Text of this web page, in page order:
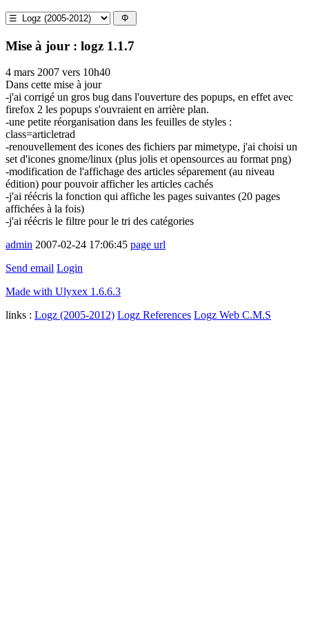
Mise à jour : logz 1.1.7
4 mars 2007 vers 10h40
Dans cette mise à jour
-j'ai corrigé un gros bug dans l'ouverture des popups, en effet avec
firefox 2 les popups s'ouvraient en arrière plan.
-une petite réorganisation dans les feuilles de styles :
class=articletrad
-renouvellement des icones des fichiers par mimetype, j'ai choisi un
set d'icones gnome/linux (plus jolis et opensources au format png)
-modification de l'affichage des articles séparement (au niveau
édition) pour pouvoir afficher les articles cachés
-j'ai réécris la fonction qui affiche les pages suivantes (20 pages
affichées à la fois)
-j'ai réécris le filtre pour le tri des catégories
admin 2007-02-24 17:06:45 page url
Send email Login
Made with Ulyxex 1.6.6.3
links : Logz (2005-2012) Logz References Logz Web C.M.S